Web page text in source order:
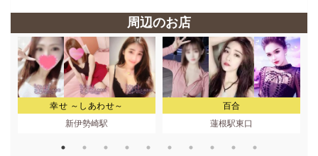
周辺のお店
幸せ ～しあわせ～
新伊勢崎駅
百合
蓮根駅東口